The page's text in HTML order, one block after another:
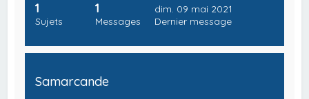
1
Sujets
1
Messages
dim. 09 mai 2021
Dernier message
Samarcande